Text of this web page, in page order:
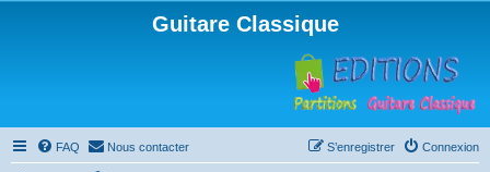
Guitare Classique
FAQ Nous contacter Connexion
S’enregistrer